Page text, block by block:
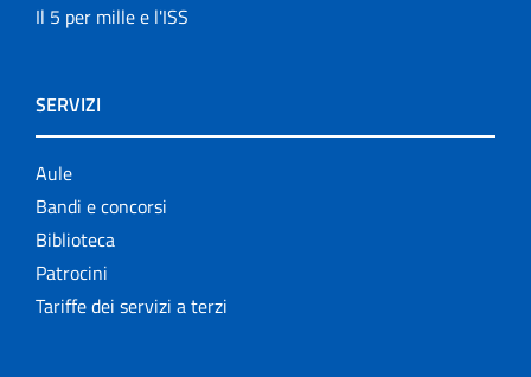
Il 5 per mille e l'ISS
SERVIZI
Aule
Bandi e concorsi
Biblioteca
Patrocini
Tariffe dei servizi a terzi